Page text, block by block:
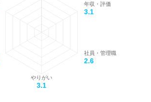
年収・評価
3.1
社員・管理職
2.6
やりがい
3.1